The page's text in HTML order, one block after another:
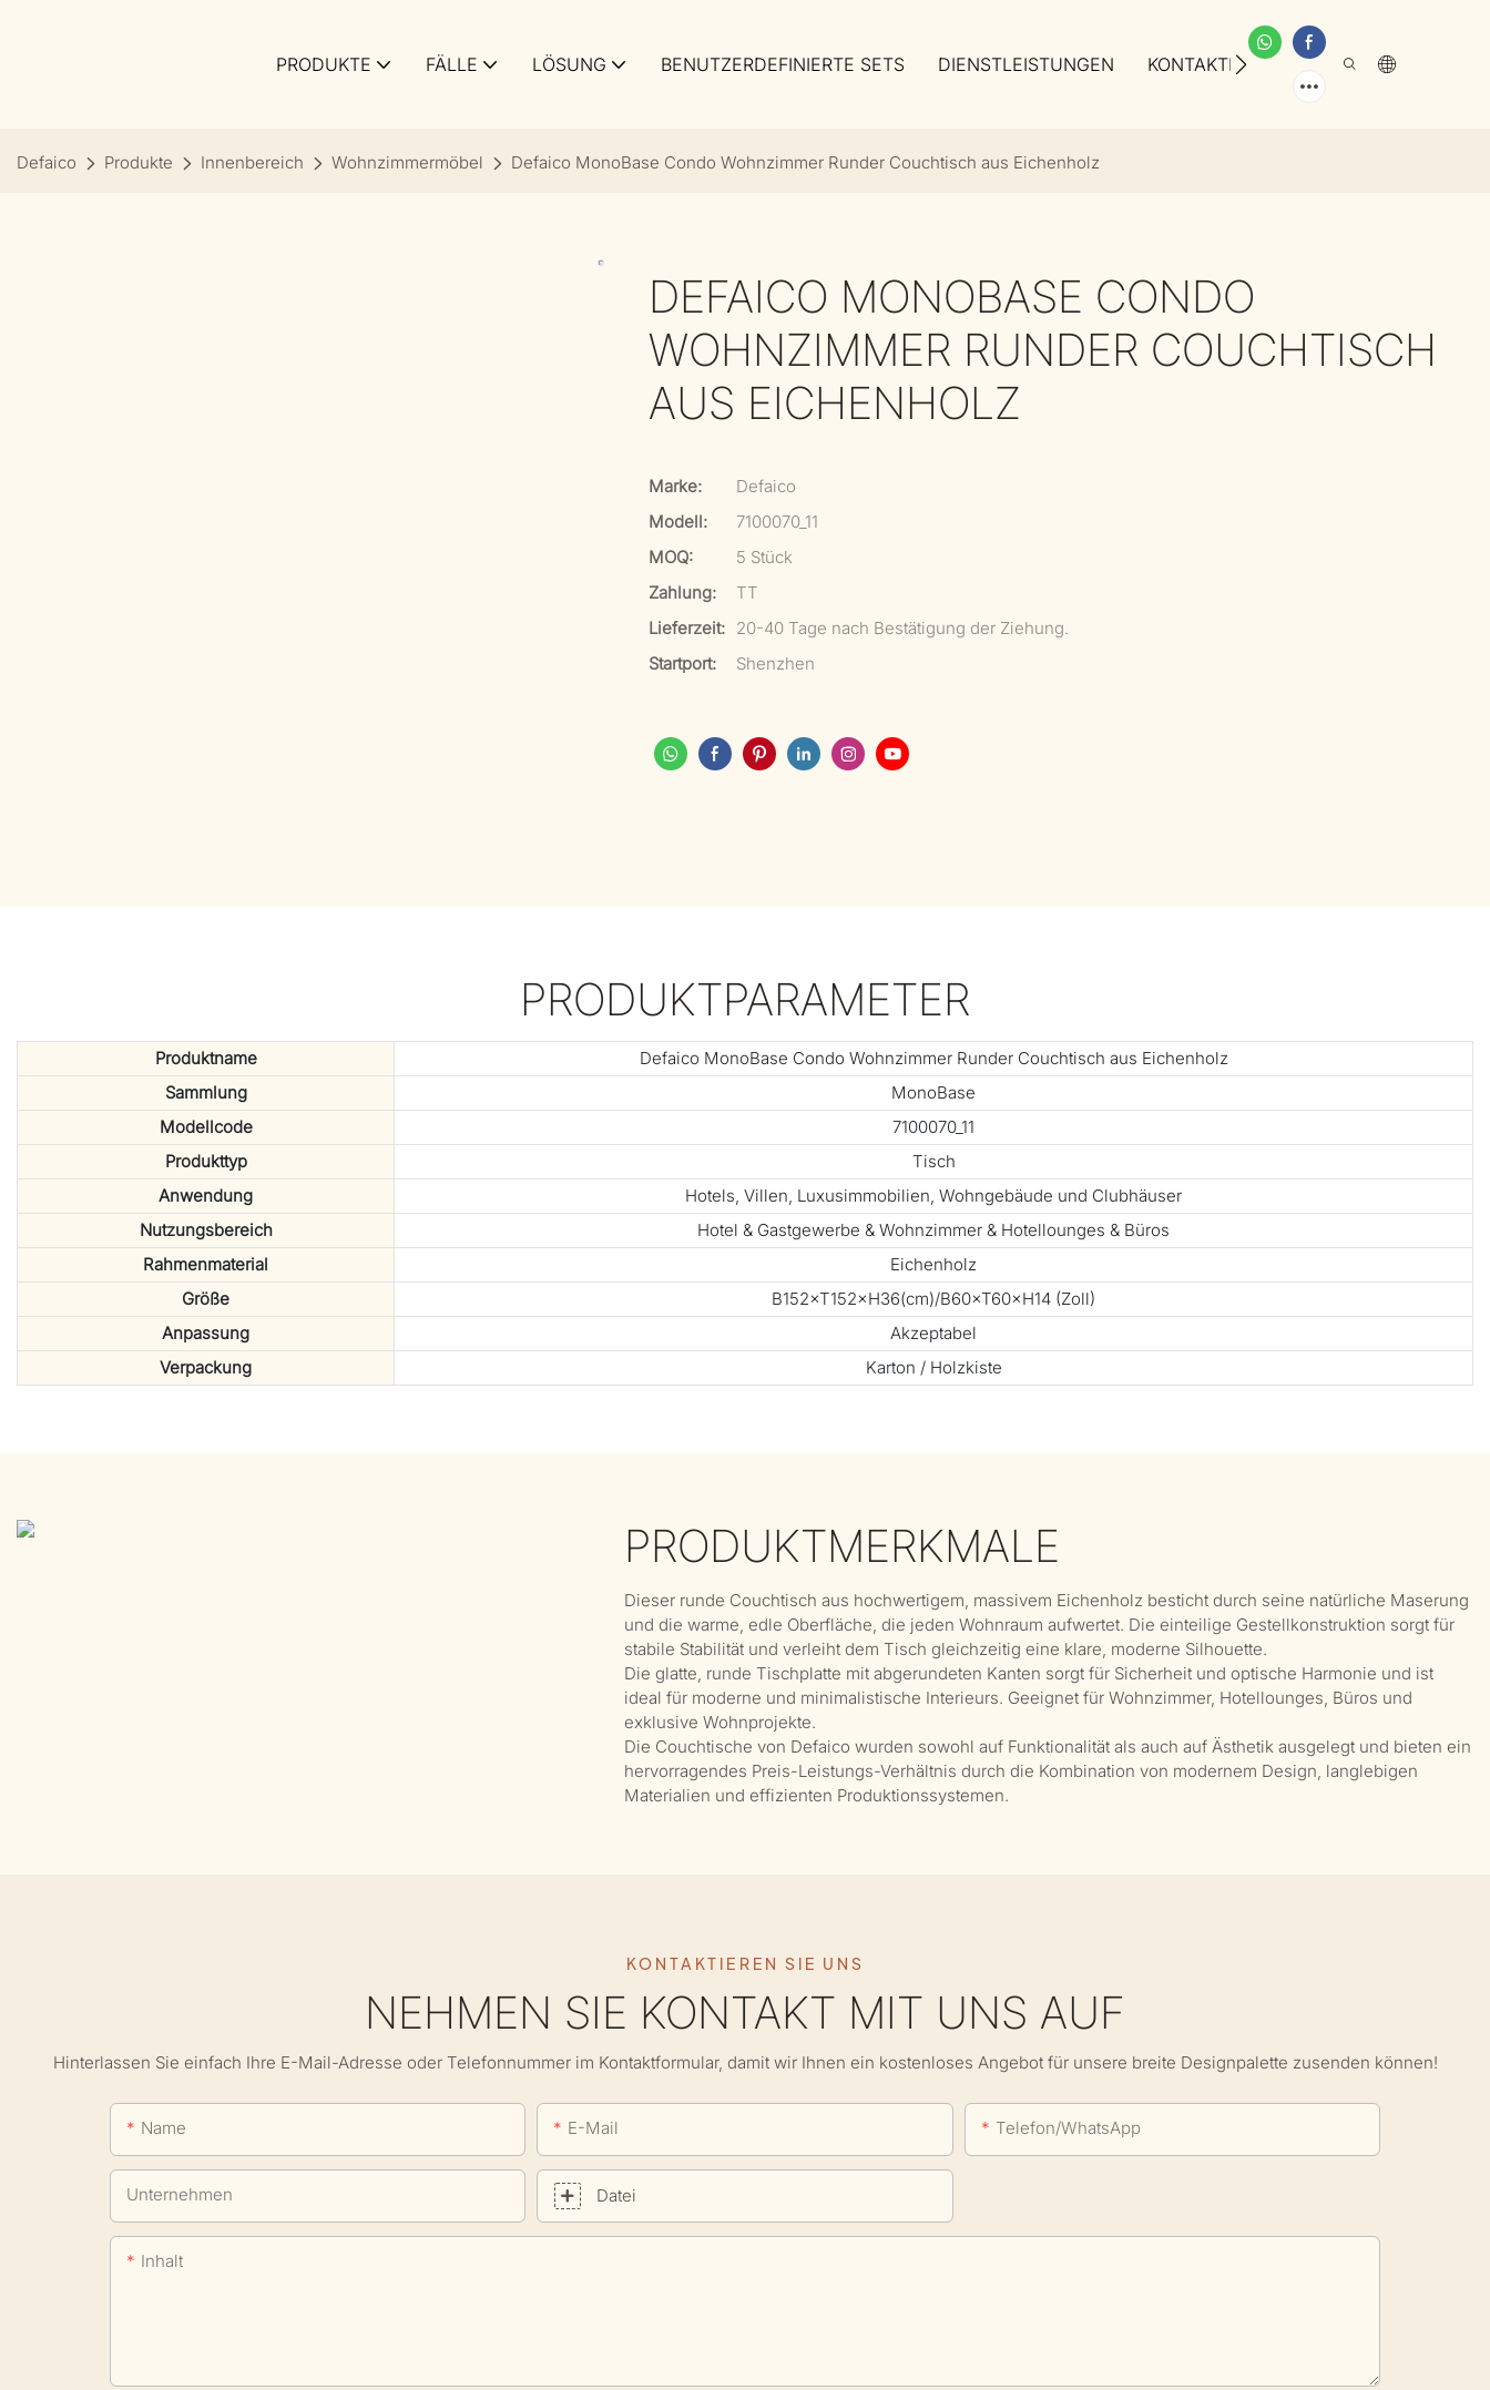
PRODUKTE FÄLLE LÖSUNG BENUTZERDEFINIERTE SETS DIENSTLEISTUNGEN KONTAKTIEREN SIE UNS ÜBER UNS
Defaico Produkte Innenbereich Wohnzimmermöbel Defaico MonoBase Condo Wohnzimmer Runder Couchtisch aus Eichenholz
DEFAICO MONOBASE CONDO
WOHNZIMMER RUNDER COUCHTISCH
AUS EICHENHOLZ
Marke:
Defaico
Modell:
7100070_11
MOQ:
5 Stück
Zahlung:
TT
Lieferzeit: 20-40 Tage nach Bestätigung der Ziehung.
Startport:
Shenzhen
PRODUKTPARAMETER
Produktname
Defaico MonoBase Condo Wohnzimmer Runder Couchtisch aus Eichenholz
Sammlung
MonoBase
Modellcode
7100070_11
Produkttyp
Tisch
Anwendung
Hotels, Villen, Luxusimmobilien, Wohngebäude und Clubhäuser
Nutzungsbereich
Hotel & Gastgewerbe & Wohnzimmer & Hotellounges & Büros
Rahmenmaterial
Eichenholz
Größe
B152×T152×H36(cm)/B60×T60×H14 (Zoll)
Anpassung
Akzeptabel
Verpackung
Karton / Holzkiste
PRODUKTMERKMALE
Dieser runde Couchtisch aus hochwertigem, massivem Eichenholz besticht durch seine natürliche Maserung
und die warme, edle Oberfläche, die jeden Wohnraum aufwertet. Die einteilige Gestellkonstruktion sorgt für
stabile Stabilität und verleiht dem Tisch gleichzeitig eine klare, moderne Silhouette.
Die glatte, runde Tischplatte mit abgerundeten Kanten sorgt für Sicherheit und optische Harmonie und ist
ideal für moderne und minimalistische Interieurs. Geeignet für Wohnzimmer, Hotellounges, Büros und
exklusive Wohnprojekte.
Die Couchtische von Defaico wurden sowohl auf Funktionalität als auch auf Ästhetik ausgelegt und bieten ein
hervorragendes Preis-Leistungs-Verhältnis durch die Kombination von modernem Design, langlebigen
Materialien und effizienten Produktionssystemen.
KONTAKTIEREN SIE UNS
NEHMEN SIE KONTAKT MIT UNS AUF
Hinterlassen Sie einfach Ihre E-Mail-Adresse oder Telefonnummer im Kontaktformular, damit wir Ihnen ein kostenloses Angebot für unsere breite Designpalette zusenden können!
Name E-Mail Telefon/WhatsApp
Unternehmen Datei
Inhalt